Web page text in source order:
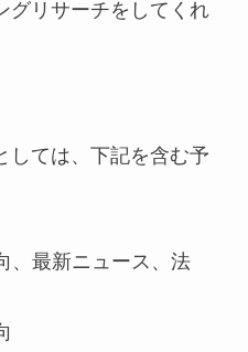
グリサーチをしてくれ
しては、下記を含む予
、最新ニュース、法